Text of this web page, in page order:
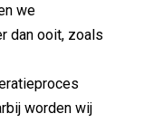
we
dan ooit, zoals
worden wij